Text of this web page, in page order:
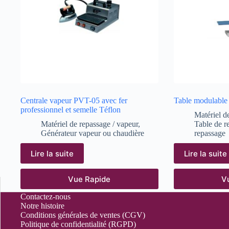
Centrale vapeur PVT-05 avec fer
professionnel et semelle Téflon
Matériel de repassage / vapeur,
Générateur vapeur ou chaudière
Lire la suite
Vue Rapide
Table
Matériel
Table de
repassage
Lire la suite
Contactez-nous
Notre histoire
Conditions générales de ventes (CGV)
Politique de confidentialité (RGPD)